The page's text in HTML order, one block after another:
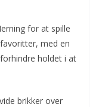
for at spille
med en
holdet i at
brikker over